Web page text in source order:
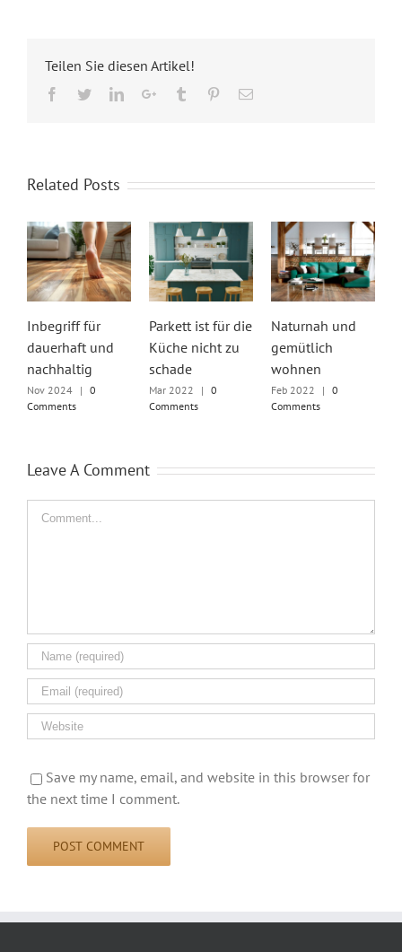
Teilen Sie diesen Artikel!
Facebook
TwitterLinkedInGoogle+Tumblr PinterestEmail
Related Posts
Inbegriff für
dauerhaft und
nachhaltig
Nov 2024 | 0
Comments
Parkett ist für die
Küche nicht zu
schade
Mar 2022 | 0
Comments
Naturnah und
gemütlich
wohnen
Feb 2022 | 0
Comments
Leave A Comment
Comment
Save my name, email, and website in this browser for
the next time I comment.